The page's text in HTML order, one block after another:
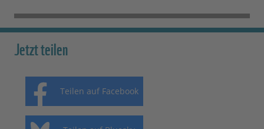
Jetzt teilen
Teilen auf Facebook